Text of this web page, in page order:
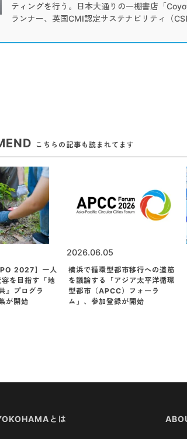
ティングを行う。日本大通りの一棚書店「
ランナー、英国CMI認定サステナビリティ（
こちらの記事も読まれてます
2027】一人
を目指す「地
』プログラ
が開始
2026.06.05
横浜で循環型都市移行への道筋
を議論する「アジア太平洋循環
型都市（APCC）フォーラ
ム」、参加登録が開始
とは